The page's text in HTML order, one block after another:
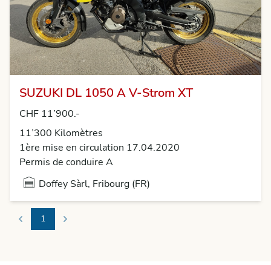
SUZUKI DL 1050 A V-Strom XT
CHF 11’900.-
11’300 Kilomètres
1ère mise en circulation 17.04.2020
Permis de conduire A
Doffey Sàrl, Fribourg (FR)
Previous
1 Next